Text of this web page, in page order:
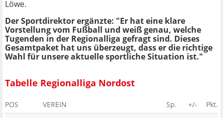
Löwe.
Der Sportdirektor ergänzte: "Er hat eine klare
Vorstellung vom Fußball und weiß genau, welche
Tugenden in der Regionalliga gefragt sind. Dieses
Gesamtpaket hat uns überzeugt, dass er die richtige
Wahl für unsere aktuelle sportliche Situation ist."
Tabelle Regionalliga Nordost
POS VEREIN Sp. +/-
Pkt.